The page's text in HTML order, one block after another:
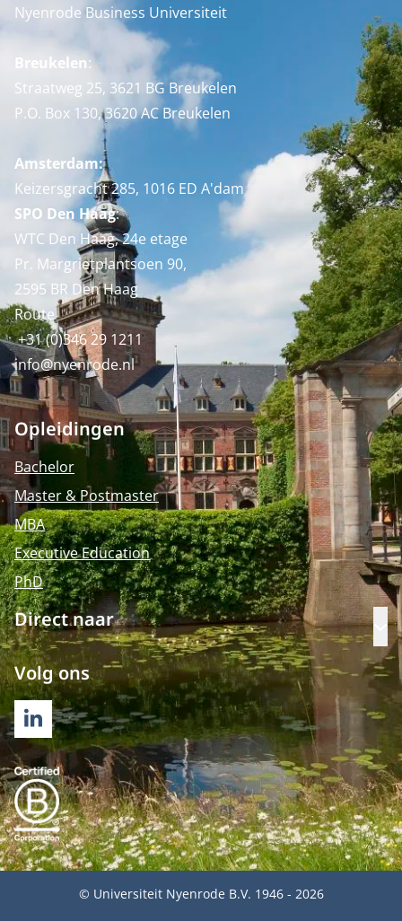
Nyenrode Business Universiteit
Breukelen:
Straatweg 25, 3621 BG Breukelen
P.O. Box 130, 3620 AC Breukelen
Amsterdam:
Keizersgracht 285, 1016 ED A'dam
SPO Den Haag:
WTC Den Haag, 24e etage
Pr. Margrietplantsoen 90,
2595 BR Den Haag
Route
+31 (0)346 29 1211
info@nyenrode.nl
Opleidingen
Bachelor
Master & Postmaster
MBA
Executive Education
PhD
Direct naar
Volg ons
LINKEDIN
© Universiteit Nyenrode B.V. 1946 - 2026